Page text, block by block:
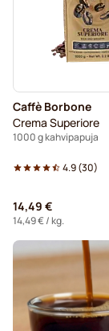
Kahvipavut
Delonghi-
Caffè Borbone
Crema Superiore
1000 g kahvipapuja
4.9(30)
14,49 €
14,49 €/ kg.